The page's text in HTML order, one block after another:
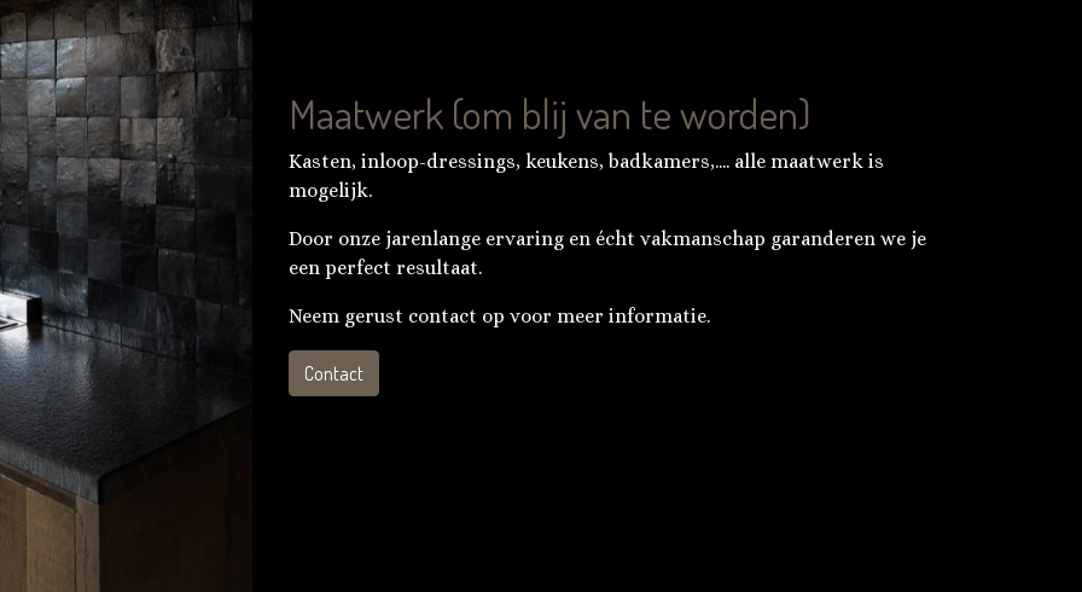
Maatwerk (om blij van te worden)
Kasten, inloop-dressings, keukens, badkamers,.... alle maatwerk is
mogelijk.
Door onze jarenlange ervaring en écht vakmanschap garanderen we je
een perfect resultaat.
Neem gerust contact op voor meer informatie.
Contact